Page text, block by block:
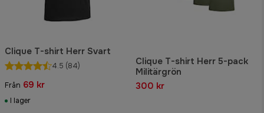
Clique T-shirt Herr Svart
4.5 (84)
Från 69 kr
I lager
Clique T-shirt Herr 5-pack
Militärgrön
300 kr